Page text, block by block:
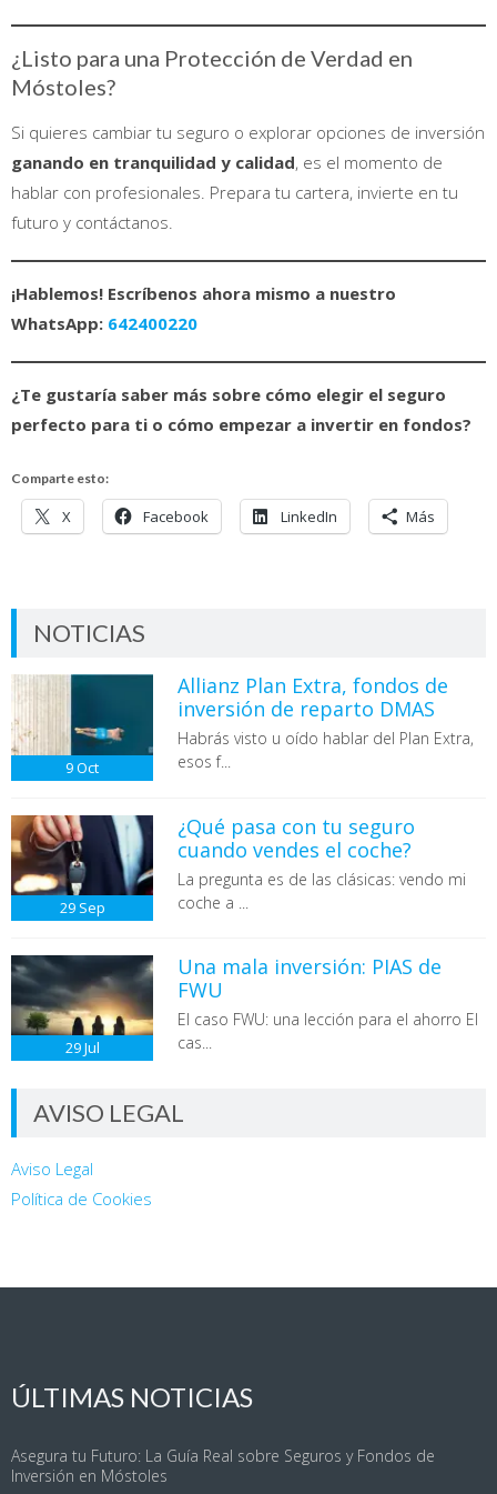
¿Listo para una Protección de Verdad en
Móstoles?
Si quieres cambiar tu seguro o explorar opciones de inversión
ganando en tranquilidad y calidad, es el momento de
hablar con profesionales. Prepara tu cartera, invierte en tu
futuro y contáctanos.
¡Hablemos! Escríbenos ahora mismo a nuestro
WhatsApp: 642400220
¿Te gustaría saber más sobre cómo elegir el seguro
perfecto para ti o cómo empezar a invertir en fondos?
Comparte esto:
X Facebook LinkedIn Más
NOTICIAS
9Oct
Allianz Plan Extra, fondos de
inversión de reparto DMAS
Habrás visto u oído hablar del Plan Extra,
esos f...
29 Sep
¿Qué pasa con tu seguro
cuando vendes el coche?
La pregunta es de las clásicas: vendo mi
coche a ...
29Jul
Una mala inversión: PIAS de
FWU
El caso FWU: una lección para el ahorro El
cas...
AVISO LEGAL
Aviso Legal
Política de Cookies
ÚLTIMAS NOTICIAS
Asegura tu Futuro: La Guía Real sobre Seguros y Fondos de
Inversión en Móstoles